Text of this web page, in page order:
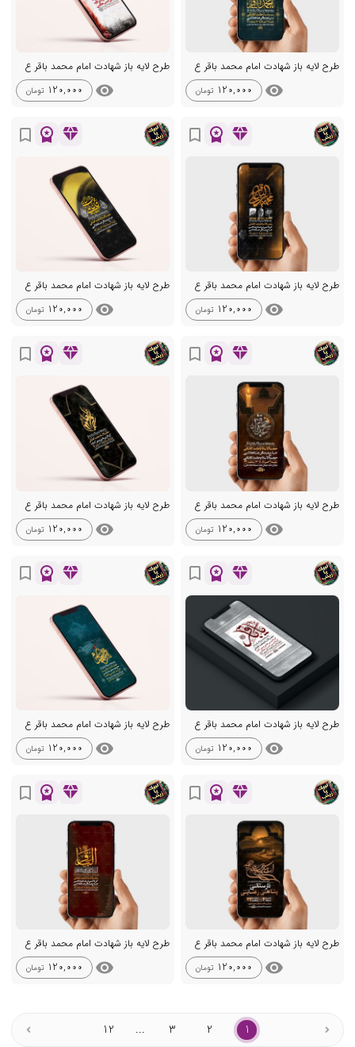
طرح لایه باز شهادت امام محمد باقر ع
visibility
120,000 تومان
طرح لایه باز شهادت امام محمد باقر ع
visibility
120,000 تومان
diamond
workspace_premium
bookmark_border
طرح لایه باز شهادت امام محمد باقر ع
visibility
120,000 تومان
diamond
workspace_premium
bookmark_border
طرح لایه باز شهادت امام محمد باقر ع
visibility
120,000 تومان
diamond
workspace_premium
bookmark_border
طرح لایه باز شهادت امام محمد باقر ع
visibility
120,000 تومان
diamond
workspace_premium
bookmark_border
طرح لایه باز شهادت امام محمد باقر ع
visibility
120,000 تومان
diamond
workspace_premium
bookmark_border
طرح لایه باز شهادت امام محمد باقر ع
visibility
120,000 تومان
diamond
workspace_premium
bookmark_border
طرح لایه باز شهادت امام محمد باقر ع
visibility
120,000 تومان
diamond
workspace_premium
bookmark_border
طرح لایه باز شهادت امام محمد باقر ع
visibility
120,000 تومان
diamond
workspace_premium
bookmark_border
طرح لایه باز شهادت امام محمد باقر ع
visibility
120,000 تومان
1
2
3
...
12